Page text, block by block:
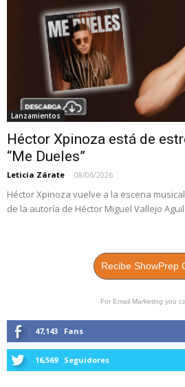
Lanzamientos
Héctor Xpinoza está de
“Me Dueles”
Leticia Zárate - 08/06/2026
Héctor Xpinoza vuelve a la escena
de la autoría de Héctor Miguel Vallejo
Recibe ShowPrep
For Email Marketing you
47,143 Fans
16,569 Seguidores